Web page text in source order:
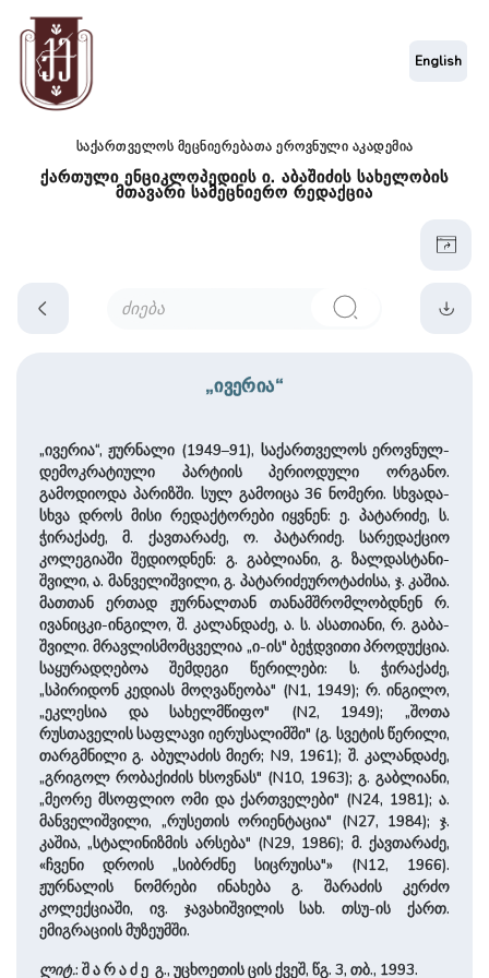
საქართველოს მეცნიერებათა ეროვნული აკადემია
ქართული ენციკლოპედიის ი. აბაშიძის სახელობის
მთავარი სამეცნიერო რედაქცია
English
„ივერია“
„ივერია“, ჟურნალი (1949–91), სა­ქარ­თვე­ლოს ეროვნულ-
დემოკრატიული პარტიის პერიოდული ორგანო.
გამოდიოდა პარიზში. სულ გამოიცა 36 ნომერი. სხვა­და­
სხვა დროს მისი რედაქტორები იყვნენ: ე. პატარიძე, ს.
ჭირაქაძე, მ. ქავთარაძე, ო. პატარიძე. სარედაქციო
კოლეგიაში შედიოდნენ: გ. გაბ­ლიანი, გ. ზალდასტანი­
შვილი, ა. მანველი­შვილი, გ. პატარიძეუროტაძისა, ჯ. კაშია.
მათთან ერთად ჟურნალთან თანამშრომლობდნენ რ.
ივანიცკი-ინგილო, შ. ­კალანდაძე, ა. ს. ასათიანი, რ. გაბა­
შვილი. მრავლისმომცველია „ი-ის" ბეჭდვითი პროდუქცია.
საყურადღებოა შემდეგი წერილები: ს. ჭირაქაძე,
„სპირიდონ კედიას მოღვაწეობა" (N1, 1949); რ. ინგილო,
„ეკლესია და სა­ხელ­მწიფო" (N2, 1949); „შოთა
რუსთაველის საფლავი იერუსალიმში" (გ. სვეტის წერილი,
თარგმნილი გ. აბულაძის მიერ; N9, 1961); შ. კალანდაძე,
„გრიგოლ რობაქიძის ხსოვნას" (N10, 1963); გ. გაბლიანი,
„მეორე მსოფლიო ომი და ქართველები" (N24, 1981); ა.
მანველი­შვილი, „რუსეთის ორიენტაცია" (N27, 1984); ჯ.
კაშია, „სტალინიზმის არსება" (N29, 1986); მ. ქავთარაძე,
«ჩვენი დროის „სიბრძნე სიცრუისა"» (N12, 1966).
ჟურნალის ნომრები ინახება გ. შარაძის კერძო
კოლექციაში, ივ. ჯავახი­შვილის სახ. თსუ-ის ქართ.
ემიგრაციის მუზეუმში.
ლიტ.: შ ა რ ა ძ ე გ., უცხოეთის ცის ქვეშ, წგ. 3, თბ., 1993.